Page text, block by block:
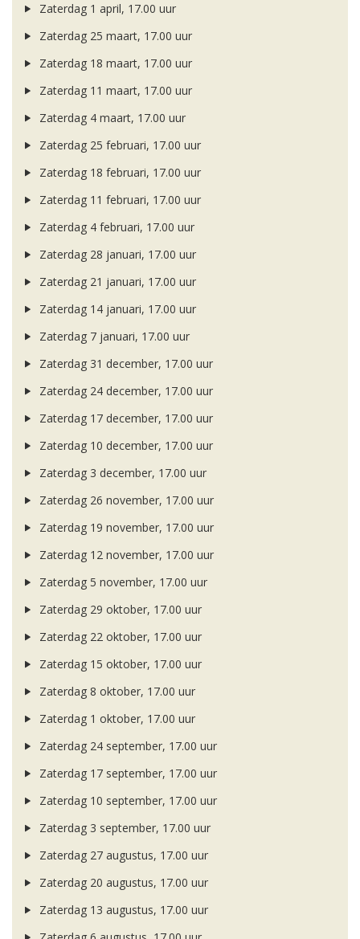
Zaterdag 1 april, 17.00 uur
Zaterdag 25 maart, 17.00 uur
Zaterdag 18 maart, 17.00 uur
Zaterdag 11 maart, 17.00 uur
Zaterdag 4 maart, 17.00 uur
Zaterdag 25 februari, 17.00 uur
Zaterdag 18 februari, 17.00 uur
Zaterdag 11 februari, 17.00 uur
Zaterdag 4 februari, 17.00 uur
Zaterdag 28 januari, 17.00 uur
Zaterdag 21 januari, 17.00 uur
Zaterdag 14 januari, 17.00 uur
Zaterdag 7 januari, 17.00 uur
Zaterdag 31 december, 17.00 uur
Zaterdag 24 december, 17.00 uur
Zaterdag 17 december, 17.00 uur
Zaterdag 10 december, 17.00 uur
Zaterdag 3 december, 17.00 uur
Zaterdag 26 november, 17.00 uur
Zaterdag 19 november, 17.00 uur
Zaterdag 12 november, 17.00 uur
Zaterdag 5 november, 17.00 uur
Zaterdag 29 oktober, 17.00 uur
Zaterdag 22 oktober, 17.00 uur
Zaterdag 15 oktober, 17.00 uur
Zaterdag 8 oktober, 17.00 uur
Zaterdag 1 oktober, 17.00 uur
Zaterdag 24 september, 17.00 uur
Zaterdag 17 september, 17.00 uur
Zaterdag 10 september, 17.00 uur
Zaterdag 3 september, 17.00 uur
Zaterdag 27 augustus, 17.00 uur
Zaterdag 20 augustus, 17.00 uur
Zaterdag 13 augustus, 17.00 uur